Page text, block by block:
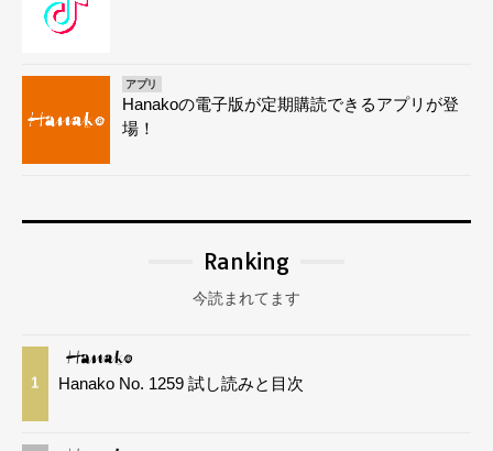
アプリ
Hanakoの電子版が定期購読できるアプリが登
場！
Ranking
今読まれてます
1 Hanako No. 1259 試し読みと目次